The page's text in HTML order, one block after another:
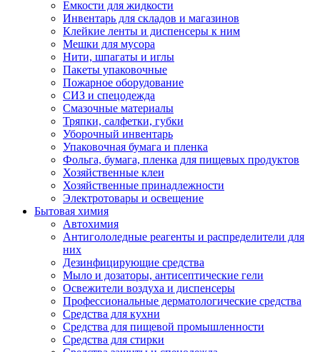
Емкости для жидкости
Инвентарь для складов и магазинов
Клейкие ленты и диспенсеры к ним
Мешки для мусора
Нити, шпагаты и иглы
Пакеты упаковочные
Пожарное оборудование
СИЗ и спецодежда
Смазочные материалы
Тряпки, салфетки, губки
Уборочный инвентарь
Упаковочная бумага и пленка
Фольга, бумага, пленка для пищевых продуктов
Хозяйственные клеи
Хозяйственные принадлежности
Электротовары и освещение
Бытовая химия
Автохимия
Антигололедные реагенты и распределители для
них
Дезинфицирующие средства
Мыло и дозаторы, антисептические гели
Освежители воздуха и диспенсеры
Профессиональные дерматологические средства
Средства для кухни
Средства для пищевой промышленности
Средства для стирки